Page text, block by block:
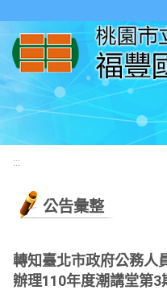
:::
公告彙整
轉知臺北市政府公務人
辦理110年度潮講堂第3